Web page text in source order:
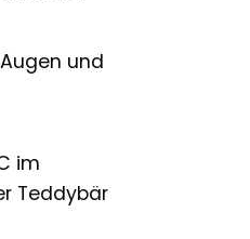
und
im
Teddybär